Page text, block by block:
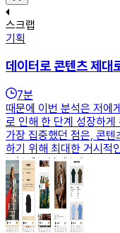
스크랩
기획
데이터로 콘텐츠 제대
7분
때문에 이번 분석은 저에
로 인해 한 단계 성장하
가장 집중했던 점은, 콘
하기 위해 최대한 거시적